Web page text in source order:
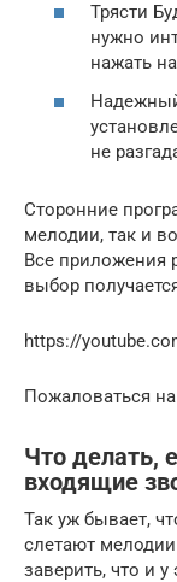
Трясти
нужно
нажать
не
Сторонние
мелодии, так и
Все приложения
выбор
https://
Пожаловаться
Что делать,
входящие
Так уж бывает,
слетают
заверить, что и